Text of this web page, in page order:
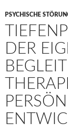
PSYCHISCHE
DER